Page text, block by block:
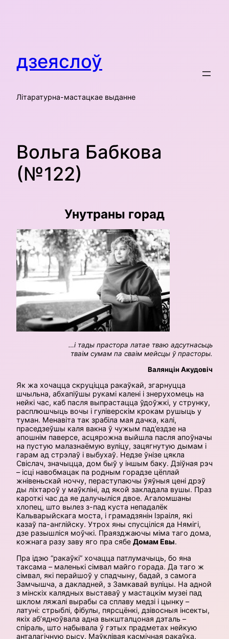
дзеяслоў
Літаратурна-мастацкае выданне
Вольга Бабкова
(№122)
Унутраны горад
…і тады прастора латае тваю адсутнасьць
тваім сумам па сваім мейсцы ў прасторы.
Валянцін Акудовіч
Як жа хочацца скруціцца ракаўкай, згарнуцца
шчыльна, абхапіўшы рукамі калені і знерухомець на
нейкі час, каб пасля выпрастацца ўдоўжкі, у струнку,
расплюшчыць вочы і гуліверскім крокам рушыць у
туман. Менавіта так зрабіла мая дачка, калі,
праседзеўшы каля вакна ў чужым пад’ездзе на
апошнім паверсе, асцярожна выйшла пасля апоўначы
на пустую малазнаёмую вуліцу, зацягнутую дымам і
гарам ад стрэлаў і выбухаў. Недзе ўнізе цякла
Свіслач, значыцца, дом быў у іншым баку. Дзіўная рэч
– ісці навобмацак па родным горадзе цёплай
жнівеньскай ноччу, пераступаючы ўяўныя цені дрэў
ды ліхтароў у маўкліні, ад якой закладала вушы. Праз
кароткі час да яе далучыліся двое. Агаломшаны
хлопец, што вылез з-пад куста непадалёк
Кальварыйскага моста, і грамадзянін Ізраіля, які
казаў па-англійску. Утрох яны спусціліся да Нямігі,
дзе разышліся моўчкі. Праязджаючы міма таго дома,
кожнага разу заву яго пра сябе Домам Евы.
Пра ідэю “ракаўкі” хочацца патлумачыць, бо яна
таксама – маленькі сімвал майго горада. Да таго ж
сімвал, які перайшоў у спадчыну, бадай, з самога
Замчышча, а дакладней, з Замкавай вуліцы. На адной
з мінскіх калядных выставаў у мастацкім музеі пад
шклом ляжалі вырабы са сплаву медзі і цынку –
латуні: стрыблі, фібулы, пярсцёнкі, дзівосныя інсекты,
якіх аб’ядноўвала адна выкшталцоная дэталь –
спіраль, што набывала ў гэтых прадметах нейкую
анталагічную рысу. Маўклівая касмічная ракаўка.